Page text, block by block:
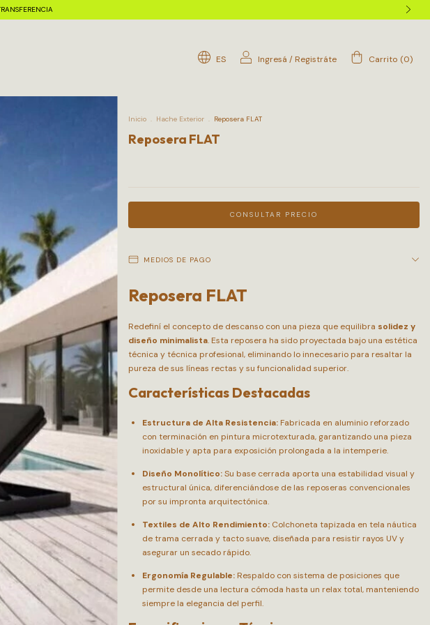
ES Ingresá / Registráte Carrito (0)
Inicio . Hache Exterior . Reposera FLAT
Reposera FLAT
MEDIOS DE PAGO
Reposera FLAT
Redefiní el concepto de descanso con una pieza que equilibra solidez y
diseño minimalista. Esta reposera ha sido proyectada bajo una estética
técnica y técnica profesional, eliminando lo innecesario para resaltar la
pureza de sus líneas rectas y su funcionalidad superior.
Características Destacadas
Estructura de Alta Resistencia: Fabricada en aluminio reforzado
con terminación en pintura microtexturada, garantizando una pieza
inoxidable y apta para exposición prolongada a la intemperie.
Diseño Monolítico:Su base cerrada aporta una estabilidad visual y
estructural única, diferenciándose de las reposeras convencionales
por su impronta arquitectónica.
Textiles de Alto Rendimiento: Colchoneta tapizada en tela náutica
de trama cerrada y tacto suave, diseñada para resistir rayos UV y
asegurar un secado rápido.
Ergonomía Regulable: Respaldo con sistema de posiciones que
permite desde una lectura cómoda hasta un relax total, manteniendo
siempre la elegancia del perfil.